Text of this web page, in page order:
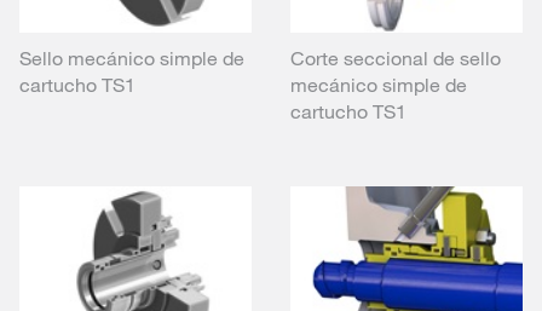
Sello mecánico simple de
cartucho TS1
Corte seccional de sello
mecánico simple de
cartucho TS1